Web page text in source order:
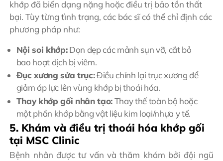
khớp đã biến dạng nặng hoặc điều trị bảo tồn thất
bại. Tùy từng tình trạng, các bác sĩ có thể chỉ định các
phương pháp như:
Nội soi khớp:Dọn dẹp các mảnh sụn vỡ, cắt bỏ
bao hoạt dịch bị viêm.
Đục xương sửa trục:Điều chỉnh lại trục xương để
giảm áp lực lên vùng khớp bị thoái hóa.
Thay khớp gối nhân tạo:Thay thế toàn bộ hoặc
một phần khớp bằng vật liệu kim loại/nhựa y tế.
5. Khám và điều trị thoái hóa khớp gối
tại MSC Clinic
Bệnh nhân được tư vấn và thăm khám bởi đội ngũ